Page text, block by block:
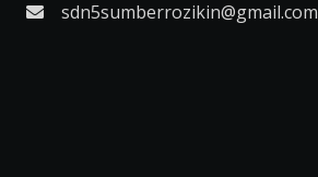
sdn5sumberrozikin@gmail.com